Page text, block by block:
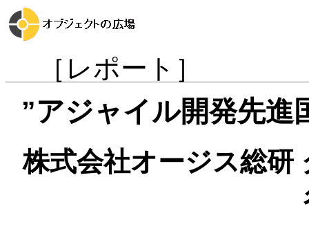
［レポート］
”アジャイル開発先進
株式会社オージス総研